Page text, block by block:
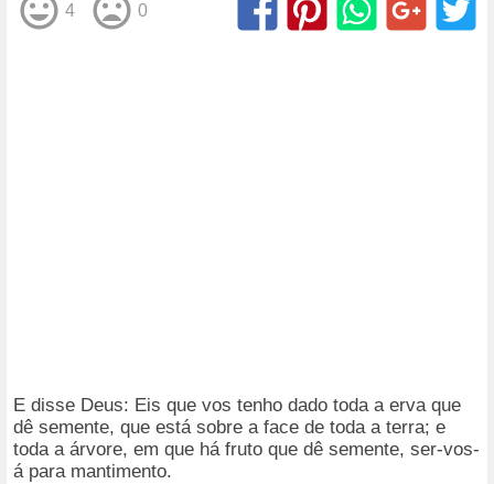
4 0
E disse Deus: Eis que vos tenho dado toda a erva que
dê semente, que está sobre a face de toda a terra; e
toda a árvore, em que há fruto que dê semente, ser-vos-
á para mantimento.